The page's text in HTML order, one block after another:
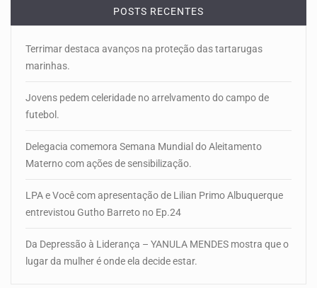
POSTS RECENTES
Terrimar destaca avanços na proteção das tartarugas
marinhas.
Jovens pedem celeridade no arrelvamento do campo de
futebol.
Delegacia comemora Semana Mundial do Aleitamento
Materno com ações de sensibilização.
LPA e Você com apresentação de Lilian Primo Albuquerque
entrevistou Gutho Barreto no Ep.24
Da Depressão à Liderança – YANULA MENDES mostra que o
lugar da mulher é onde ela decide estar.